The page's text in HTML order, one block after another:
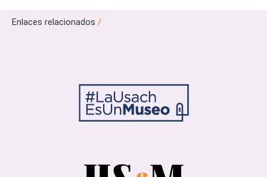
Enlaces relacionados /